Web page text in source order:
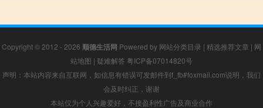
Copyright © 2012 - 2026 顺德生活网 Powered by 网站分类目录 | 精选推荐文章 | 网
站地图 | 疑难解答 粤ICP备07014820号
声明：本站内容来自互联网，如信息有错误可发邮件到f_fb#foxmail.com说明，我们
会及时纠正，谢谢
本站仅为个人兴趣爱好，不接盈利性广告及商业合作